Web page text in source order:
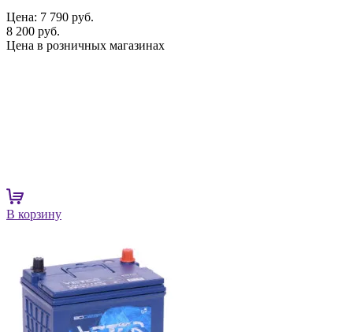
Цена: 7 790 руб.
8 200 руб.
Цена в розничных магазинах
В корзину